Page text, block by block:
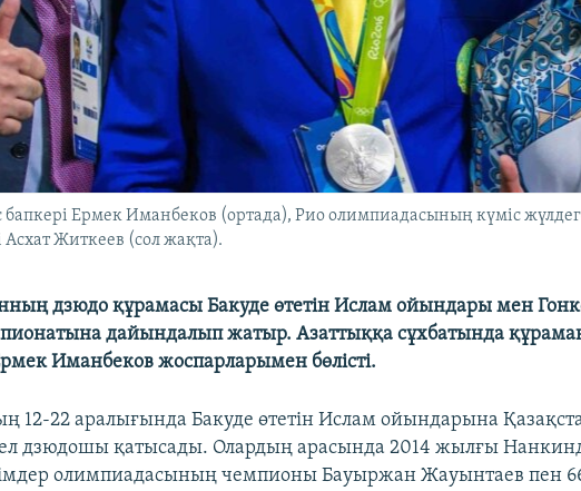
Ермек Иманбеков (ортада), Рио олимпиадасының күміс
Житкеев (сол жақта).
дзюдо құрамасы Бакуде өтетін Ислам ойындары мен
дайындалып жатыр. Азаттыққа сұхбатында
Иманбеков жоспарларымен бөлісті.
12-22 аралығында Бакуде өтетін Ислам ойындарына
дзюдошы қатысады. Олардың арасында 2014 жылғы
олимпиадасының чемпионы Бауыржан Жауынтаев пен